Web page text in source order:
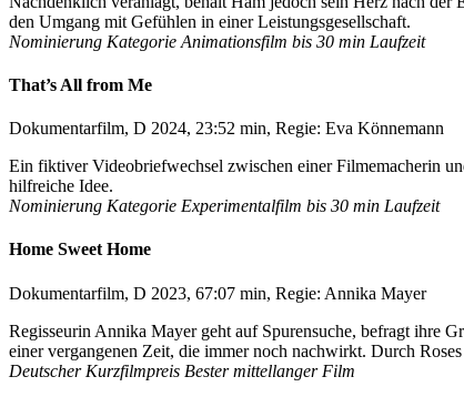
den Umgang mit Gefühlen in einer Leistungsgesellschaft.
Nominierung Kategorie Animationsfilm bis 30 min Laufzeit
That’s All from Me
Dokumentarfilm, D 2024, 23:52 min, Regie: Eva Könnemann
Ein fiktiver Videobriefwechsel zwischen einer Filmemacherin
hilfreiche Idee.
Nominierung Kategorie Experimentalfilm bis 30 min Laufzeit
Home Sweet Home
Dokumentarfilm, D 2023, 67:07 min, Regie: Annika Mayer
Regisseurin Annika Mayer geht auf Spurensuche, befragt ihre
einer vergangenen Zeit, die immer noch nachwirkt. Durch
Deutscher Kurzfilmpreis Bester mittellanger Film